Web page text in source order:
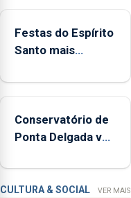
ocorrências
e
inspeções
relacionadas
a
apanha
Festas do Espírito
Santo mais
Conservatório de
Ponta Delgada vai
instrumentos
CULTURA & SOCIAL VER MAIS